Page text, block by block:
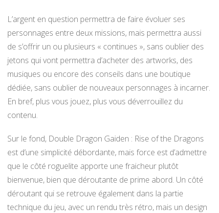
L’argent en question permettra de faire évoluer ses
personnages entre deux missions, mais permettra aussi
de s’offrir un ou plusieurs « continues », sans oublier des
jetons qui vont permettra d’acheter des artworks, des
musiques ou encore des conseils dans une boutique
dédiée, sans oublier de nouveaux personnages à incarner.
En bref, plus vous jouez, plus vous déverrouillez du
contenu.
Sur le fond, Double Dragon Gaiden : Rise of the Dragons
est d’une simplicité débordante, mais force est d’admettre
que le côté roguelite apporte une fraicheur plutôt
bienvenue, bien que déroutante de prime abord. Un côté
déroutant qui se retrouve également dans la partie
technique du jeu, avec un rendu très rétro, mais un design